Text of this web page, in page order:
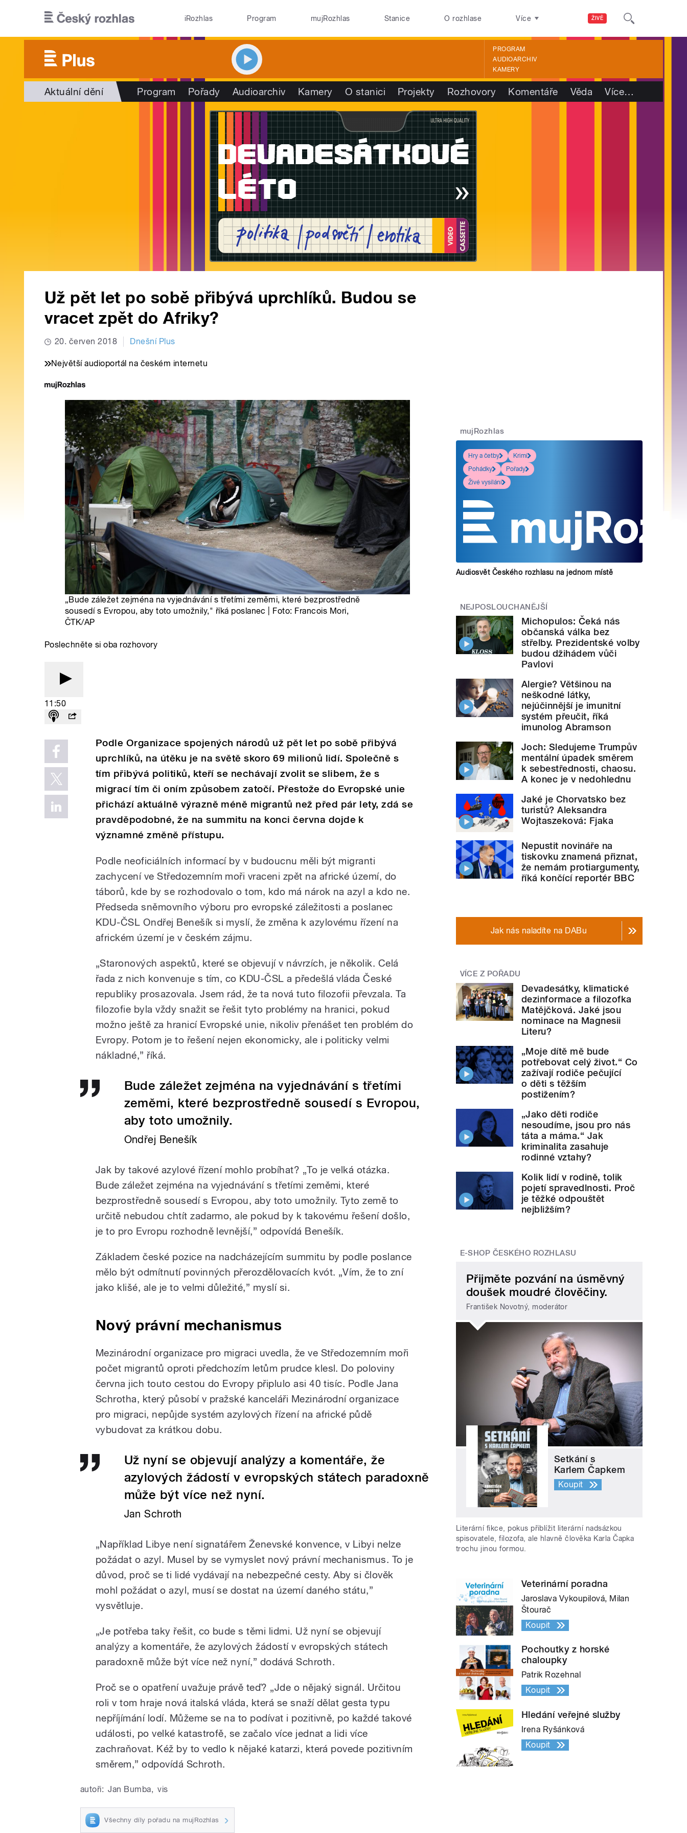
ŽIVĚ
iRozhlas Program mujRozhlas Stanice O rozhlase Více
PROGRAM
AUDIOARCHIV
KAMERY
Aktuální dění Program Pořady Audioarchiv Kamery O stanici Projekty Rozhovory Komentáře Věda Více…
Už pět let po sobě přibývá uprchlíků. Budou se
vracet zpět do Afriky?
20. červen 2018 Dnešní Plus
Největší audioportál na českém internetu
„Bude záležet zejména na vyjednávání s třetími zeměmi, které bezprostředně
sousedí s Evropou, aby toto umožnily," říká poslanec | Foto: Francois Mori,
ČTK/AP
Poslechněte si oba rozhovory
11:50
Podle Organizace spojených národů už pět let po sobě přibývá
uprchlíků, na útěku je na světě skoro 69 milionů lidí. Společně s
tím přibývá politiků, kteří se nechávají zvolit se slibem, že s
migrací tím či oním způsobem zatočí. Přestože do Evropské unie
přichází aktuálně výrazně méně migrantů než před pár lety, zdá se
pravděpodobné, že na summitu na konci června dojde k
významné změně přístupu.
Podle neoficiálních informací by v budoucnu měli být migranti
zachycení ve Středozemním moři vraceni zpět na africké území, do
táborů, kde by se rozhodovalo o tom, kdo má nárok na azyl a kdo ne.
Předseda sněmovního výboru pro evropské záležitosti a poslanec
KDU-ČSL Ondřej Benešík si myslí, že změna k azylovému řízení na
africkém území je v českém zájmu.
„Staronových aspektů, které se objevují v návrzích, je několik. Celá
řada z nich konvenuje s tím, co KDU-ČSL a předešlá vláda České
republiky prosazovala. Jsem rád, že ta nová tuto filozofii převzala. Ta
filozofie byla vždy snažit se řešit tyto problémy na hranici, pokud
možno ještě za hranicí Evropské unie, nikoliv přenášet ten problém do
Evropy. Potom je to řešení nejen ekonomicky, ale i politicky velmi
nákladné,” říká.
Bude záležet zejména na vyjednávání s třetími
zeměmi, které bezprostředně sousedí s Evropou,
aby toto umožnily.
Ondřej Benešík
Jak by takové azylové řízení mohlo probíhat? „To je velká otázka.
Bude záležet zejména na vyjednávání s třetími zeměmi, které
bezprostředně sousedí s Evropou, aby toto umožnily. Tyto země to
určitě nebudou chtít zadarmo, ale pokud by k takovému řešení došlo,
je to pro Evropu rozhodně levnější,” odpovídá Benešík.
Základem české pozice na nadcházejícím summitu by podle poslance
mělo být odmítnutí povinných přerozdělovacích kvót. „Vím, že to zní
jako klišé, ale je to velmi důležité,” myslí si.
Nový právní mechanismus
Mezinárodní organizace pro migraci uvedla, že ve Středozemním moři
počet migrantů oproti předchozím letům prudce klesl. Do poloviny
června jich touto cestou do Evropy připlulo asi 40 tisíc. Podle Jana
Schrotha, který působí v pražské kanceláři Mezinárodní organizace
pro migraci, nepůjde systém azylových řízení na africké půdě
vybudovat za krátkou dobu.
Už nyní se objevují analýzy a komentáře, že
azylových žádostí v evropských státech paradoxně
může být více než nyní.
Jan Schroth
„Například Libye není signatářem Ženevské konvence, v Libyi nelze
požádat o azyl. Musel by se vymyslet nový právní mechanismus. To je
důvod, proč se ti lidé vydávají na nebezpečné cesty. Aby si člověk
mohl požádat o azyl, musí se dostat na území daného státu,”
vysvětluje.
„Je potřeba taky řešit, co bude s těmi lidmi. Už nyní se objevují
analýzy a komentáře, že azylových žádostí v evropských státech
paradoxně může být více než nyní,” dodává Schroth.
Proč se o opatření uvažuje právě teď? „Jde o nějaký signál. Určitou
roli v tom hraje nová italská vláda, která se snaží dělat gesta typu
nepříjímání lodí. Můžeme se na to podívat i pozitivně, po každé takové
události, po velké katastrofě, se začalo více jednat a lidi více
zachraňovat. Kéž by to vedlo k nějaké katarzi, která povede pozitivním
směrem,” odpovídá Schroth.
autoři: Jan Bumba, vis
Všechny díly pořadu na mujRozhlas
mujRozhlas
Hry a četby
Krimi
Pohádky
Pořady
Živé vysílání
Audiosvět Českého rozhlasu na jednom místě
NEJPOSLOUCHANĚJŠÍ
Michopulos: Čeká nás
občanská válka bez
střelby. Prezidentské volby
budou džihádem vůči
Pavlovi
Alergie? Většinou na
neškodné látky,
nejúčinnější je imunitní
systém přeučit, říká
imunolog Abramson
Joch: Sledujeme Trumpův
mentální úpadek směrem
k sebestřednosti, chaosu.
A konec je v nedohlednu
Jaké je Chorvatsko bez
turistů? Aleksandra
Wojtaszeková: Fjaka
Nepustit novináře na
tiskovku znamená přiznat,
že nemám protiargumenty,
říká končící reportér BBC
Jak nás naladíte na DABu
VÍCE Z POŘADU
Devadesátky, klimatické
dezinformace a filozofka
Matějčková. Jaké jsou
nominace na Magnesii
Literu?
„Moje dítě mě bude
potřebovat celý život.“ Co
zažívají rodiče pečující
o děti s těžším
postižením?
„Jako děti rodiče
nesoudíme, jsou pro nás
táta a máma.“ Jak
kriminalita zasahuje
rodinné vztahy?
Kolik lidí v rodině, tolik
pojetí spravedlnosti. Proč
je těžké odpouštět
nejbližším?
E-SHOP ČESKÉHO ROZHLASU
Přijměte pozvání na úsměvný
doušek moudré člověčiny.
František Novotný, moderátor
Setkání s
Karlem Čapkem
Koupit
Literární fikce, pokus přiblížit literární nadsázkou
spisovatele, filozofa, ale hlavně člověka Karla Čapka
trochu jinou formou.
Veterinární poradna
Jaroslava Vykoupilová, Milan
Štourač
Koupit
Pochoutky z horské
chaloupky
Patrik Rozehnal
Koupit
Hledání veřejné služby
Irena Ryšánková
Koupit